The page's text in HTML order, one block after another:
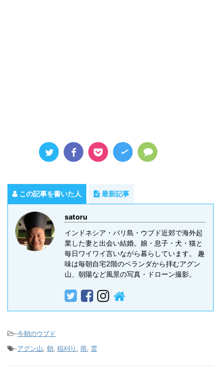
この記事を書いた人 最新記事
satoru
インドネシア・バリ島・ウブド近郊で海外起
業した妻と出会い結婚。娘・息子・犬・猫と
毎日ワイワイ言いながら暮らしています。 趣
味は毎朝自宅2階のベランダから拝むアグン
山、朝陽など風景の写真・ドローン撮影。
-今朝のウブド
-アグン山, 朝, 稲刈り , 雨, 雲